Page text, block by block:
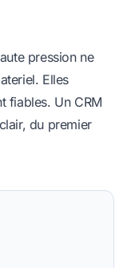
pression ne
Elles
fiables. Un CRM
du premier